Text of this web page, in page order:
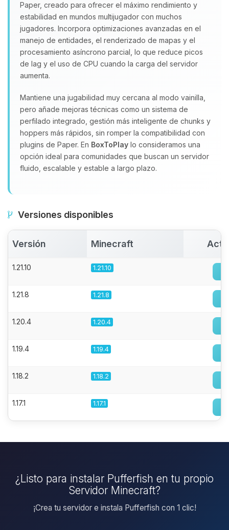
Paper, creado para ofrecer el máximo rendimiento y
estabilidad en mundos multijugador con muchos
jugadores. Incorpora optimizaciones avanzadas en el
manejo de entidades, el renderizado de mapas y el
procesamiento asíncrono parcial, lo que reduce picos
de lag y el uso de CPU cuando la carga del servidor
aumenta.
Mantiene una jugabilidad muy cercana al modo vainilla,
pero añade mejoras técnicas como un sistema de
perfilado integrado, gestión más inteligente de chunks y
hoppers más rápidos, sin romper la compatibilidad con
plugins de Paper. En BoxToPlay lo consideramos una
opción ideal para comunidades que buscan un servidor
fluido, escalable y estable a largo plazo.
Versiones disponibles
Versión Minecraft
1.21.10 1.21.10
1.21.8 1.21.8
1.20.4 1.20.4
1.19.4 1.19.4
1.18.2 1.18.2
1.17.1 1.17.1
¿Listo para instalar Pufferfish en tu propio
Servidor Minecraft?
¡Crea tu servidor e instala Pufferfish con 1 clic!
asistente de BoxToPlay. Cuentame
que necesitas y moveré mis
pequenos circuitos para ayudarte.
10/08/2026 04:40